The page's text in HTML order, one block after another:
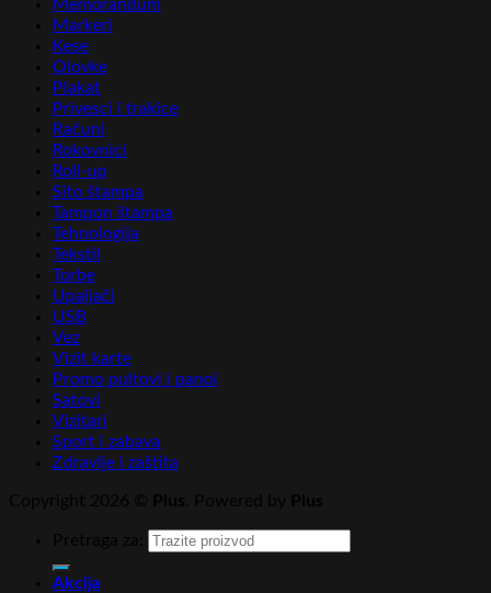
Memorandum
Markeri
Kese
Olovke
Plakat
Privesci i trakice
Računi
Rokovnici
Roll-up
Sito štampa
Tampon štampa
Tehnologija
Tekstil
Torbe
Upaljači
USB
Vez
Vizit karte
Promo pultovi i panoi
Satovi
Vizitari
Sport i zabava
Zdravlje i zaštita
Akcija